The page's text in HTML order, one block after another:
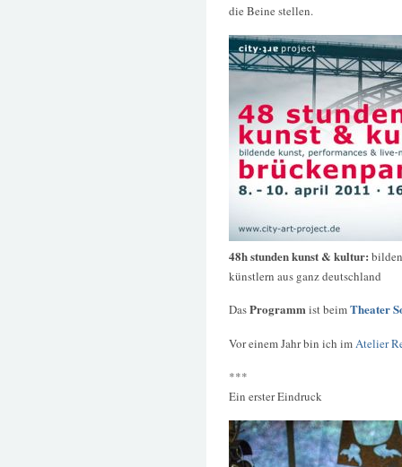
die Beine stellen.
48h stunden kunst & kultur:
künstlern aus ganz deutschland
DasProgrammist beimTheater
Vor einem Jahr bin ich imAtelier
***
Ein erster Eindruck